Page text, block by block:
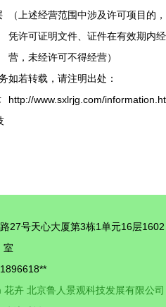
（上述经营范围中涉及许可项目的，
凭许可证明文件、证件在有效期内经
营，未经许可不得经营）
如若转载，请注明出处：
http://www.sxlrjg.com/
27号天心大厦第3栋1单元16层1602
室
花卉 北京鲁人景观科技发展有限公司